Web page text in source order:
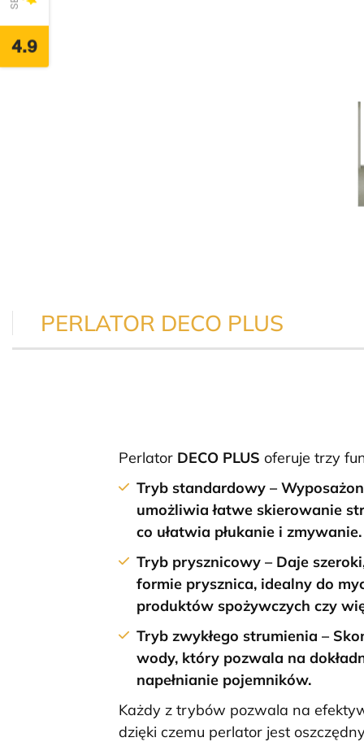
4.9
PERLATOR DECO PLUS
Perlator DECO PLUS oferuje trzy
Tryb standardowy –
umożliwia łatwe skierowanie
co ułatwia płukanie i zmywanie.
Tryb prysznicowy – Daje
formie prysznica, idealny do
produktów spożywczych czy
Tryb zwykłego strumienia –
wody, który pozwala na
napełnianie pojemników.
Każdy z trybów pozwala na
dzięki czemu perlator jest